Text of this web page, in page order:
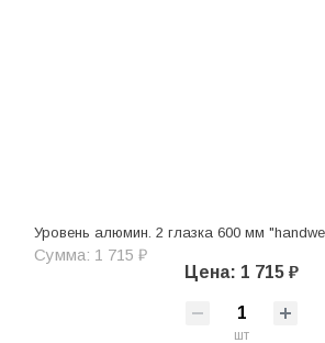
Уровень алюмин. 2 глазка 600 мм
Сумма: 1 715 ₽
Цена: 1 715 ₽
шт